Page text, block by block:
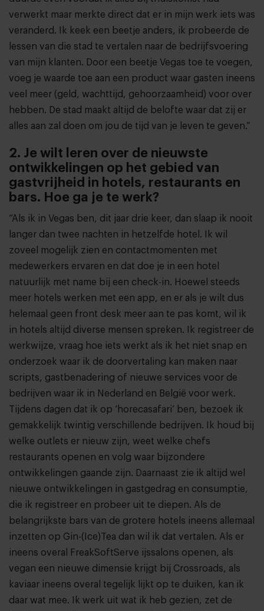
verwerkt maar merkte direct dat er in mijn werk iets was
veranderd. Ik keek een beetje anders, ik probeerde de
lessen van die stad te vertalen naar de bedrijfsvoering
van mijn klanten. Door een beetje Vegas toe te voegen,
voeg je waarde toe aan een product waar gasten ineens
veel meer (geld, wachttijd, gehoorzaamheid) voor over
hebben. De stad maakt altijd de belofte waar dat zij er
alles aan zal doen om jou de tijd van je leven te geven.”
2. Je wilt leren over de nieuwste
ontwikkelingen op het gebied van
gastvrijheid in hotels, restaurants en
bars. Hoe ga je te werk?
“Als ik in Vegas ben, dit jaar drie keer, dan slaap ik nooit
langer dan twee nachten in hetzelfde hotel. Ik wil
zoveel mogelijk zien en contactmomenten met
medewerkers ervaren en dat doe je in een hotel
natuurlijk met name bij een check-in. Hoewel steeds
meer hotels werken met een app, en er als je wilt dus
helemaal geen front desk meer aan te pas komt, wil ik
in hotels altijd diverse mensen spreken. Ik registreer de
werkwijze, vraag hoe iets werkt als ik het niet snap en
onderzoek waar ik de doorvertaling kan maken naar
scripts, gastbenadering of nieuwe services voor de
bedrijven waar ik in Nederland en België voor werk.
Tijdens dagen dat ik op ‘horecasafari’ ben, bezoek ik
gemakkelijk twintig verschillende bedrijven. Ik houd bij
welke outlets er nieuw zijn, weet welke chefs
restaurants openen en volg waar bijzondere
ontwikkelingen gaande zijn. Daarnaast zie ik altijd wel
nieuwe ontwikkelingen in gastgedrag en consumptie,
die ik registreer en probeer uit te diepen. Als de
belangrijkste bars van de grotere hotels ineens allemaal
inzetten op Gin-(Ice)Tea dan wil ik dat vertalen. Als er
ineens overal FreakSoftServe ijssalons openen, als
vegan een nieuwe dimensie krijgt bij Crossroads, als
kaviaar ineens overal tegelijk lijkt op te duiken, kan ik
daar wat mee. Ik werk uit wat ik heb gezien, zet de